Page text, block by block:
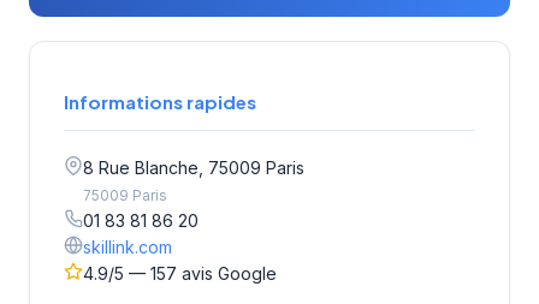
Informations rapides
8 Rue Blanche, 75009 Paris
75009 Paris
01 83 81 86 20
skillink.com
4.9/5 — 157 avis Google